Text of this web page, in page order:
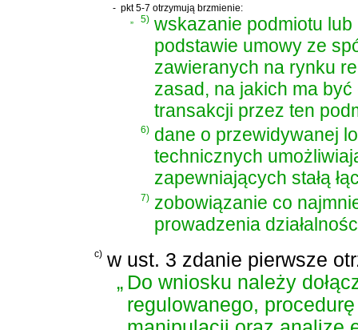
- pkt 5-7 otrzymują brzmienie:
„
5) wskazanie podmiotu
podstawie umowy ze
zawieranych na rynku
zasad, na jakich ma
transakcji przez ten
6) dane o przewidywanej
technicznych
zapewniających stałą
7) zobowiązanie co
prowadzenia
c) w ust. 3 zdanie pierwsze
„ Do wniosku należy
regulowanego,